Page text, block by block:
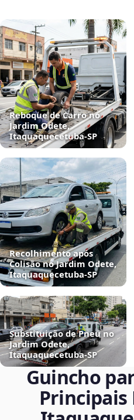
Reboque de Carro no
Jardim Odete,
Itaquaquecetuba‑SP
Recolhimento após
Colisão no Jardim Odete,
Itaquaquecetuba‑SP
Substituição de Pneu no
Jardim Odete,
Itaquaquecetuba‑SP
Guincho
Principais